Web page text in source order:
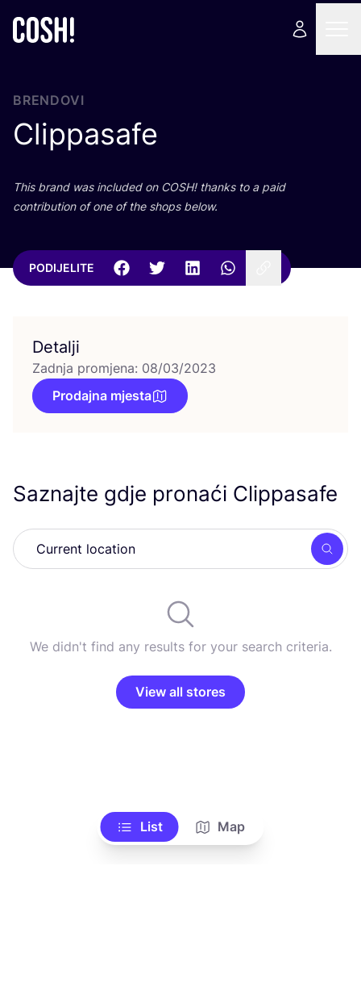
BRENDOVI
Clippasafe
This brand was inclu­ded on COSH! than­ks to a paid
con­tri­bu­ti­on of one of the shops below.
PODIJELITE
Detalji
Zadnja promjena: 08/03/2023
Prodajna mjesta
Saznajte gdje pronaći Clippasafe
We didn't find any results for your search criteria.
View all stores
List Map